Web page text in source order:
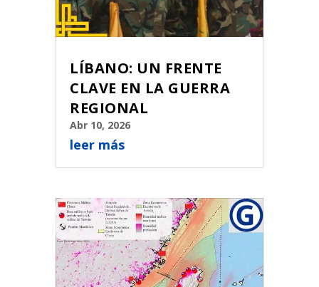
LÍBANO: UN FRENTE
CLAVE EN LA GUERRA
REGIONAL
Abr 10, 2026
leer más